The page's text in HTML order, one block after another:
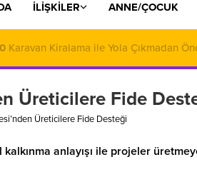
İLİŞKİLER ANNE/ÇOCUK
Mülkiyet, Miras ve Aile Hukukunda
Üreticilere Fide
Üreticilere Fide Desteği
anlayışı ile projeler